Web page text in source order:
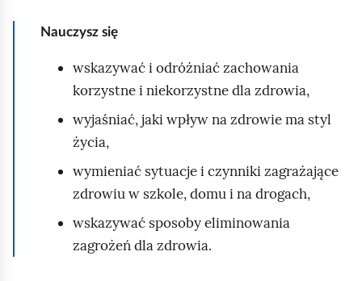
o
y
k
o
w
y
Nauczysz się
wskazywać i odróżniać zachowania
korzystne i niekorzystne dla zdrowia,
wyjaśniać, jaki wpływ na zdrowie ma styl
życia,
wymieniać sytuacje i czynniki zagrażające
zdrowiu w szkole, domu i na drogach,
wskazywać sposoby eliminowania
zagrożeń dla zdrowia.